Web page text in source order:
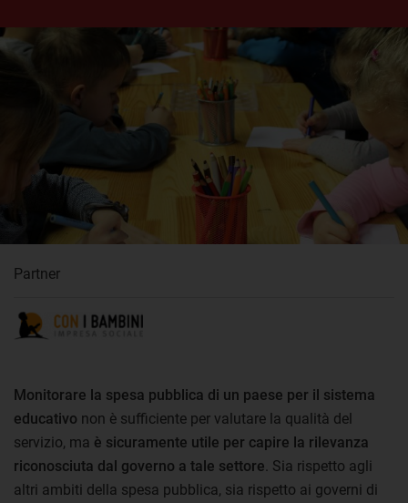
Partner
Monitorare la spesa pubblica di un paese per il sistema
educativo non è sufficiente per valutare la qualità del
servizio, ma è sicuramente utile per capire la rilevanza
riconosciuta dal governo a tale settore . Sia rispetto agli
altri ambiti della spesa pubblica, sia rispetto ai governi di